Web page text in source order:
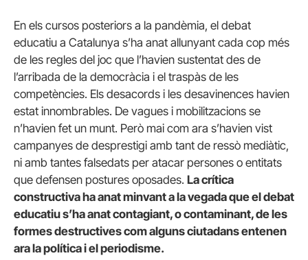
En els cursos posteriors a la pandèmia, el debat
educatiu a Catalunya s’ha anat allunyant cada cop més
de les regles del joc que l’havien sustentat des de
l’arribada de la democràcia i el traspàs de les
competències. Els desacords i les desavinences havien
estat innombrables. De vagues i mobilitzacions se
n’havien fet un munt. Però mai com ara s’havien vist
campanyes de desprestigi amb tant de ressò mediàtic,
ni amb tantes falsedats per atacar persones o entitats
que defensen postures oposades. La crítica
constructiva ha anat minvant a la vegada que el debat
educatiu s’ha anat contagiant, o contaminant, de les
formes destructives com alguns ciutadans entenen
ara la política i el periodisme.